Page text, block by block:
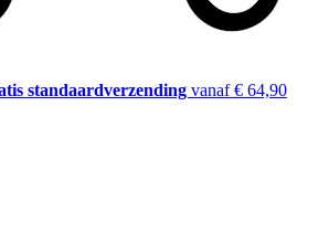
standaardverzending vanaf € 64,90